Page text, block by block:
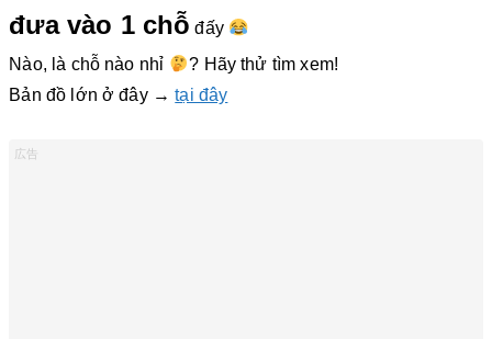
đưa vào 1 chỗ đấy
Nào, là chỗ nào nhỉ
? Hãy thử tìm xem!
Bản đồ lớn ở đây →tại đây